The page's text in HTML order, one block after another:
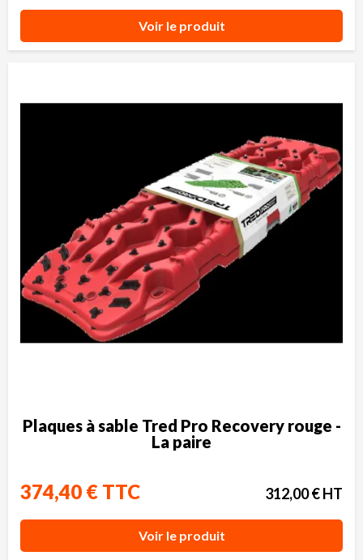
Voir le produit
Plaques à sable Tred Pro Recovery rouge -
La paire
374,40 € TTC 312,00 € HT
Voir le produit